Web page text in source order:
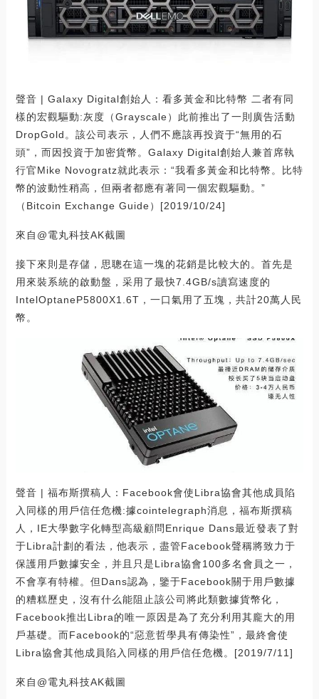
聲音 | Galaxy Digital創始人：看多黃金和比特幣 二者有同
樣的宏觀驅動:灰度（Grayscale）此前推出了一則廣告活動
DropGold。該公司表示，人們不應該再投資于“無用的石
頭”，而因投資于加密貨幣。Galaxy Digital創始人兼首席執
行官Mike Novogratz就此表示：“我看多黃金和比特幣。比特
幣的波動性稍高，但兩者都應有著同一個宏觀驅動。”
（Bitcoin Exchange Guide）[2019/10/24]
來自@電丸科技AK截圖
接下來則是存儲，思聰在這一塊的花銷是比較大的。首先是
用來裝系統的啟動盤，采用了最快7.4GB/s讀寫速度的
IntelOptaneP5800X1.6T，一口氣用了五塊，共計20萬人民
幣。
聲音 | 福布斯撰稿人：Facebook會使Libra協會其他成員陷
入同樣的用戶信任危機:據cointelegraph消息，福布斯撰稿
人，IE大學數字化轉型高級顧問Enrique Dans最近發表了對
于Libra計劃的看法，他表示，盡管Facebook聲稱將致力于
保護用戶數據安全，并且只是Libra協會100多名會員之一，
不會享有特權。但Dans認為，鑒于Facebook關于用戶數據
的糟糕歷史，沒有什么能阻止該公司將此類數據貨幣化，
Facebook推出Libra的唯一原因是為了充分利用其龐大的用
戶基礎。而Facebook的“惡意哲學具有傳染性”，最終會使
Libra協會其他成員陷入同樣的用戶信任危機。[2019/7/11]
來自@電丸科技AK截圖